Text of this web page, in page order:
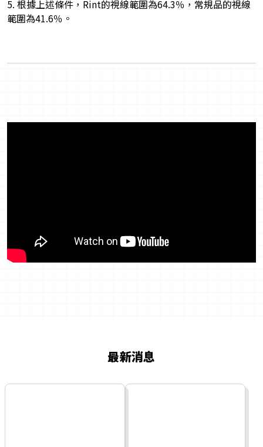
5. 根據上述條件，Rint的視線範圍為64.3％，常規品的視線
範圍為41.6％。
最新消息